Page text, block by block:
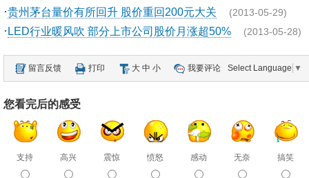
·贵州茅台量价有所回升 股价重回200元大关 (2013-05-29)
·LED行业暖风吹 部分上市公司股价月涨超50% (2013-05-28)
留言反馈 打印 大 中 小 我要评论 Select Language ▼
您看完后的感受
支持 高兴 震惊 愤怒 感动 无奈 搞笑